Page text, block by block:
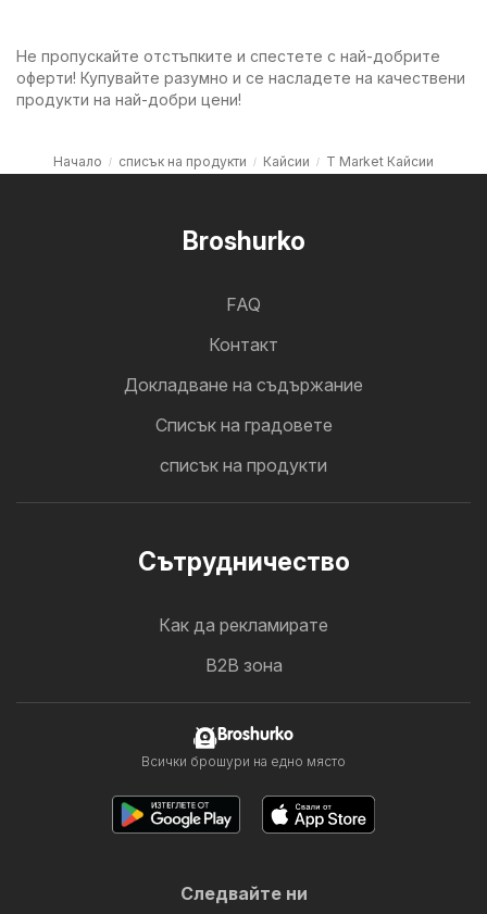
Не пропускайте отстъпките и спестете с най-добрите
оферти! Купувайте разумно и се насладете на качествени
продукти на най-добри цени!
Начало списък на продукти Кайсии T Market Кайсии
Broshurko
FAQ
Контакт
Докладване на съдържание
Cписък на градовете
списък на продукти
Cътрудничество
Как да рекламирате
B2B зона
Broshurko
Всички брошури на едно място
Следвайте ни